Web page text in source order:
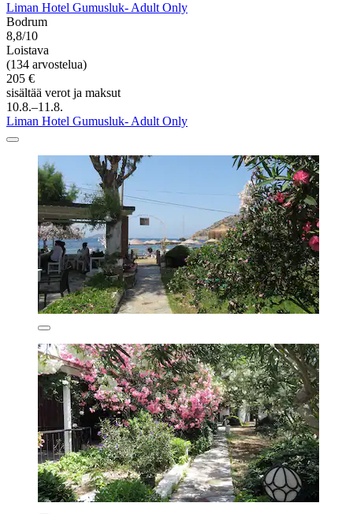
Liman Hotel Gumusluk- Adult Only
Bodrum
8,8/10
Loistava
(134 arvostelua)
205 €
sisältää verot ja maksut
10.8.–11.8.
Liman Hotel Gumusluk- Adult Only